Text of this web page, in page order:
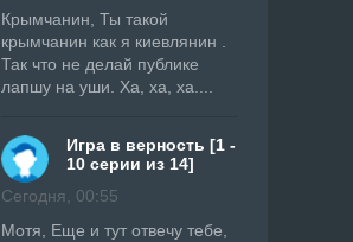
Крымчанин, Ты такой
крымчанин как я киевлянин .
Так что не делай публике
лапшу на уши. Ха, ха, ха....
Игра в верность [1 -
10 серии из 14]
Сегодня, 00:55
Мотя, Еще и тут отвечу тебе,